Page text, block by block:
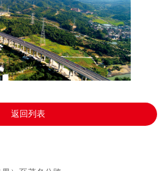
返回列表